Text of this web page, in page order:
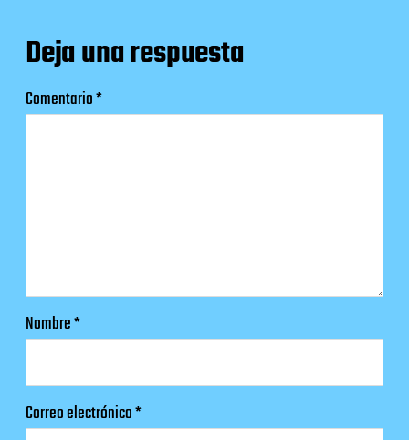
Deja una respuesta
Comentario*
Nombre*
Correo electrónico*